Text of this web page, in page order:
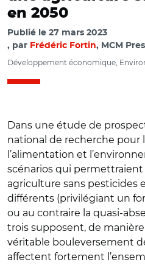
en 2050
Publié le 27 mars 2023
par Frédéric Fortin, MCM
Développement économique,
Dans une étude de
national de recherche pour
l’alimentation et
scénarios qui permettraient
agriculture sans pesticides
différents (privilégiant un
ou au contraire la quasi-
trois supposent, de
véritable bouleversement
affectent fortement